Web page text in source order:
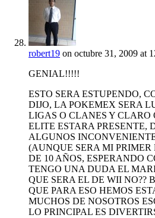
robert19 on octubre 31, 2009 at
GENIAL!!!!!
ESTO SERA ESTUPENDO,
DIJO, LA POKEMEX SERA
LIGAS O CLANES Y
ELITE ESTARA PRESENTE,
ALGUNOS
(AUNQUE SERA MI PRIMER
DE 10 AÑOS, ESPERANDO
TENGO UNA DUDA EL
QUE SERA EL DE WII NO??
QUE PARA ESO HEMOS
MUCHOS DE NOSOTROS
LO PRINCIPAL ES